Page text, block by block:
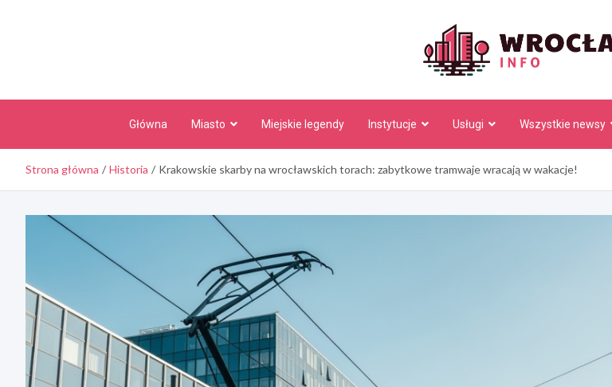
Główna Miasto Miejskie legendy Instytucje Usługi Wszystkie newsy
Strona główna Historia Krakowskie skarby na wrocławskich torach: zabytkowe tramwaje wracają w wakacje!